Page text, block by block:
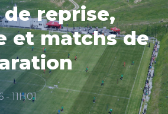
reprise,
et matchs de
11H01